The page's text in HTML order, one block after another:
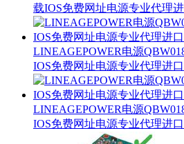
载IOS免费网址电源专业代理
LINEAGEPOWER电源
IOS免费网址电源专业代理进
LINEAGEPOWER电源
IOS免费网址电源专业代理进